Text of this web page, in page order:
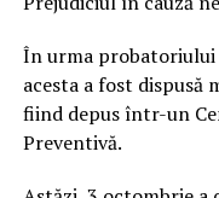
În urma probatoriului
acesta a fost dispusă
fiind depus într-un
Preventivă.